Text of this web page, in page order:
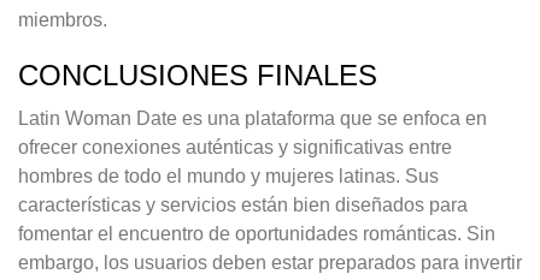
miembros.
CONCLUSIONES FINALES
Latin Woman Date es una plataforma que se enfoca en
ofrecer conexiones auténticas y significativas entre
hombres de todo el mundo y mujeres latinas. Sus
características y servicios están bien diseñados para
fomentar el encuentro de oportunidades románticas. Sin
embargo, los usuarios deben estar preparados para invertir